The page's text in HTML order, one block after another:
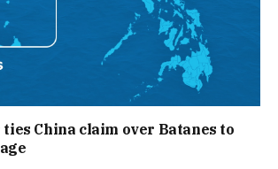
China claim over Batanes to